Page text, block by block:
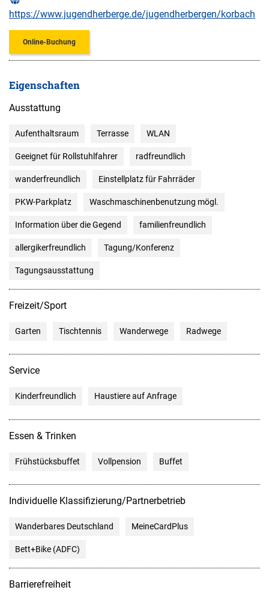
https://www.jugendherberge.de/jugendherbergen/korbach
Online-Buchung
Eigenschaften
Ausstattung
Aufenthaltsraum Terrasse WLAN
Geeignet für Rollstuhlfahrer radfreundlich
wanderfreundlich Einstellplatz für Fahrräder
PKW-Parkplatz Waschmaschinenbenutzung mögl.
Information über die Gegend familienfreundlich
allergikerfreundlich Tagung/Konferenz
Tagungsausstattung
Freizeit/Sport
Garten Tischtennis Wanderwege Radwege
Service
Kinderfreundlich Haustiere auf Anfrage
Essen & Trinken
Frühstücksbuffet Vollpension Buffet
Individuelle Klassifizierung/Partnerbetrieb
Wanderbares Deutschland MeineCardPlus
Bett+Bike (ADFC)
Barrierefreiheit